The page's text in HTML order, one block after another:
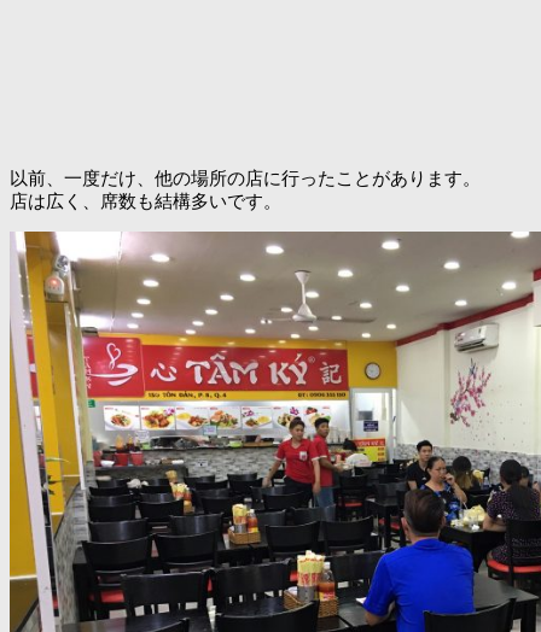
以前、一度だけ、他の場所の店に行ったことがあります。
店は広く、席数も結構多いです。